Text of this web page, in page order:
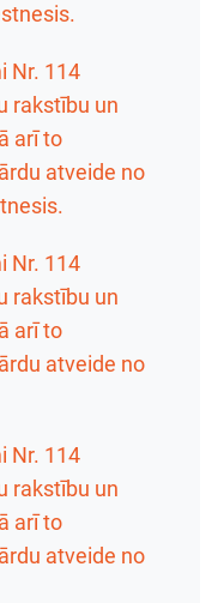
Nr. 114
rakstību un
arī to
atveide no
Nr. 114
rakstību un
arī to
atveide no
Nr. 114
rakstību un
arī to
atveide no